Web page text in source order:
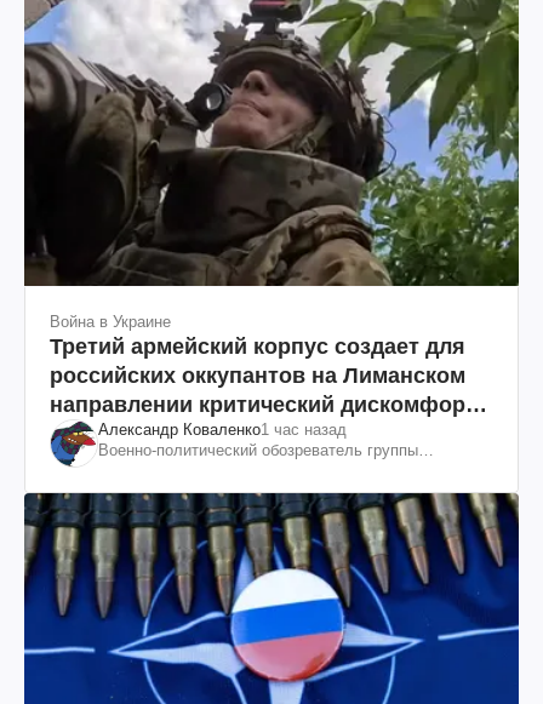
Война в Украине
Третий армейский корпус создает для
российских оккупантов на Лиманском
направлении критический дискомфорт:
как это удалось
Александр Коваленко1 час назад
Военно-политический обозреватель группы